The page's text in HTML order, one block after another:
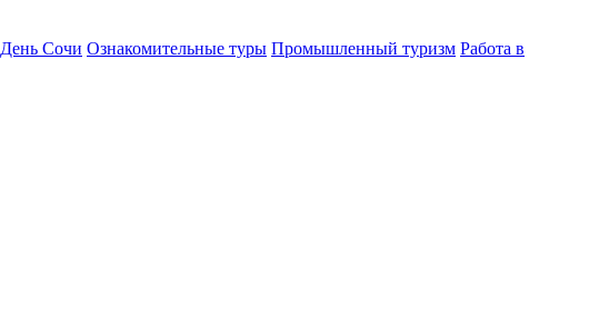
День Сочи Ознакомительные туры Промышленный туризм Работа в